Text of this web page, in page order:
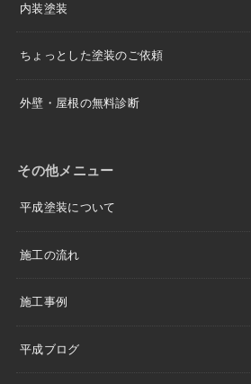
内装塗装
ちょっとした塗装のご依頼
外壁・屋根の無料診断
その他メニュー
平成塗装について
施工の流れ
施工事例
平成ブログ